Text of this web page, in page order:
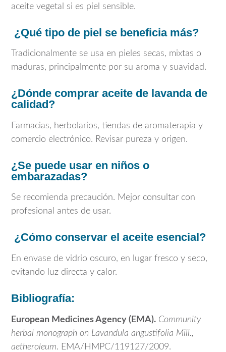
aceite vegetal si es piel sensible.
¿Qué tipo de piel se beneficia más?
Tradicionalmente se usa en pieles secas, mixtas o
maduras, principalmente por su aroma y suavidad.
¿Dónde comprar aceite de lavanda de
calidad?
Farmacias, herbolarios, tiendas de aromaterapia y
comercio electrónico. Revisar pureza y origen.
¿Se puede usar en niños o
embarazadas?
Se recomienda precaución. Mejor consultar con
profesional antes de usar.
¿Cómo conservar el aceite esencial?
En envase de vidrio oscuro, en lugar fresco y seco,
evitando luz directa y calor.
Bibliografía:
European Medicines Agency (EMA). Community
herbal monograph on Lavandula angustifolia Mill.,
aetheroleum. EMA/HMPC/119127/2009.